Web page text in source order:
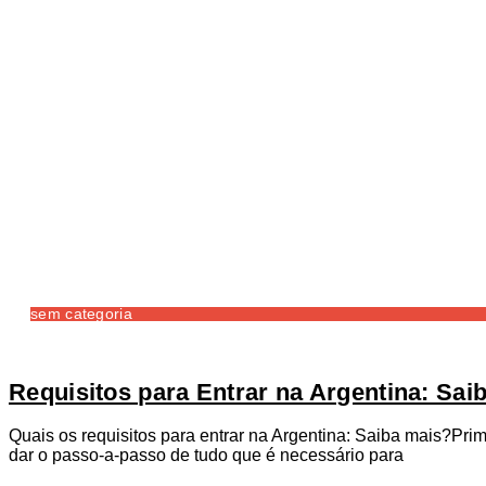
sem categoria
Requisitos para Entrar na Argentina:
Quais os requisitos para entrar na Argentina: Saiba
dar o passo-a-passo de tudo que é necessário para